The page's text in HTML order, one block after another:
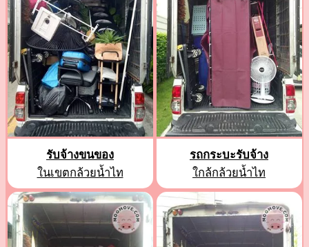
รับจ้างขนของ
ในเขตกล้วยน้ำไท
รถกระบะรับจ้าง
ใกล้กล้วยน้ำไท